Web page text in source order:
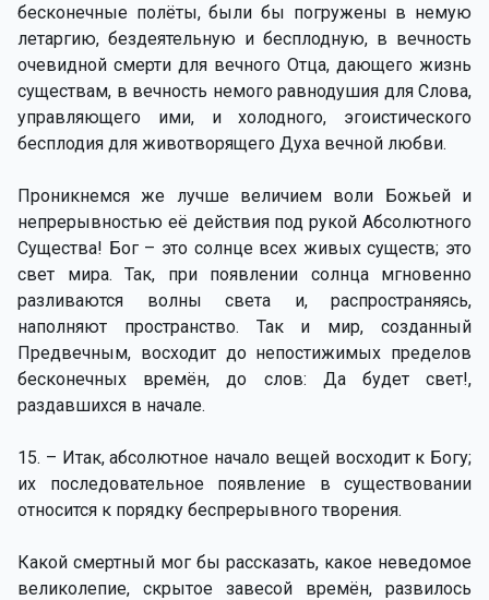
бесконечные полёты, были бы погружены в немую
летаргию, бездеятельную и бесплодную, в вечность
очевидной смерти для вечного Отца, дающего жизнь
существам, в вечность немого равнодушия для Слова,
управляющего ими, и холодного, эгоистического
бесплодия для животворящего Духа вечной любви.
Проникнемся же лучше величием воли Божьей и
непрерывностью её действия под рукой Абсолютного
Существа! Бог – это солнце всех живых существ; это
свет мира. Так, при появлении солнца мгновенно
разливаются волны света и, распространяясь,
наполняют пространство. Так и мир, созданный
Предвечным, восходит до непостижимых пределов
бесконечных времён, до слов: Да будет свет!,
раздавшихся в начале.
15. – Итак, абсолютное начало вещей восходит к Богу;
их последовательное появление в существовании
относится к порядку беспрерывного творения.
Какой смертный мог бы рассказать, какое неведомое
великолепие, скрытое завесой времён, развилось